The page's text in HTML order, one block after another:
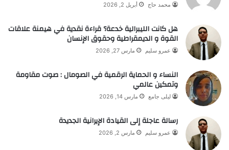
محمد حاج أبريل 2, 2026
هل كانت الليبرالية خدعة؟ قراءة نقدية في هيمنة علاقات
القوة و الديمقراطية وحقوق الإنسان
عمرو سليم مارس 27, 2026
النساء و الحماية الرقمية في الصومال : صوت مقاومة
وتمكين عالمي
ليلى جامع مارس 14, 2026
رسالة عاجلة إلى القيادة الإيرانية الجديدة
عمرو سليم مارس 2, 2026